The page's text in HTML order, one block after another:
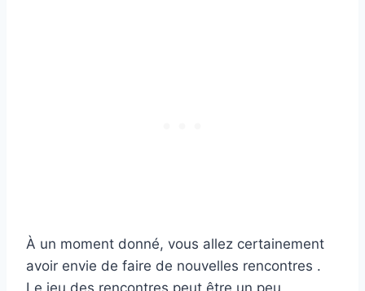
À un moment donné, vous allez certainement
avoir envie de faire de nouvelles rencontres .